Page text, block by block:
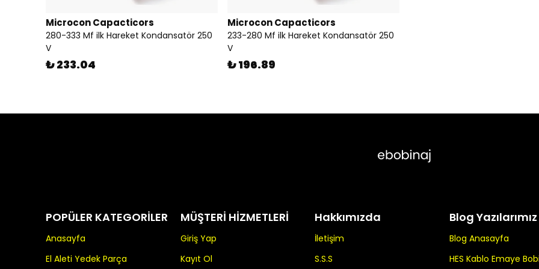
Microcon Capacticors
280-333 Mf ilk Hareket Kondansatör 250
V
₺ 233.04
Microcon Capacticors
233-280 Mf ilk Hareket Kondansatör 250
V
₺ 196.89
POPÜLER KATEGORİLER
Anasayfa
El Aleti Yedek Parça
MÜŞTERİ HİZMETLERİ
Giriş Yap
Kayıt Ol
Hakkımızda
İletişim
S.S.S
Blog Yazılarımız
Blog Anasayfa
HES Kablo Emaye